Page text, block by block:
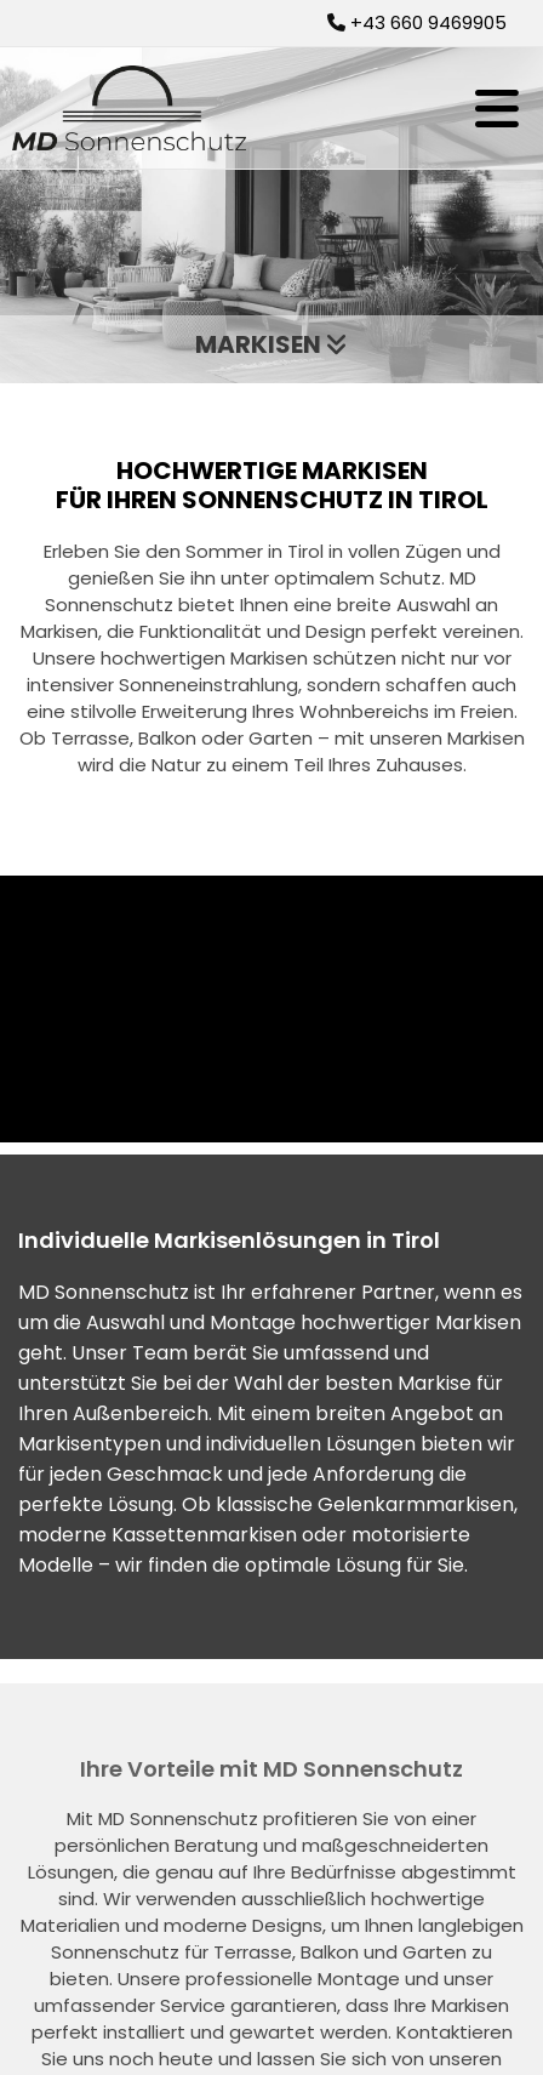
 +43 660 9469905
MARKISEN
HOCHWERTIGE MARKISEN
FÜR IHREN SONNENSCHUTZ IN TIROL
Erleben Sie den Sommer in Tirol in vollen Zügen und
genießen Sie ihn unter optimalem Schutz. MD
Sonnenschutz bietet Ihnen eine breite Auswahl an
Markisen, die Funktionalität und Design perfekt vereinen.
Unsere hochwertigen Markisen schützen nicht nur vor
intensiver Sonneneinstrahlung, sondern schaffen auch
eine stilvolle Erweiterung Ihres Wohnbereichs im Freien.
Ob Terrasse, Balkon oder Garten – mit unseren Markisen
wird die Natur zu einem Teil Ihres Zuhauses.
Individuelle Markisenlösungen in Tirol
MD Sonnenschutz ist Ihr erfahrener Partner, wenn es
um die Auswahl und Montage hochwertiger Markisen
geht. Unser Team berät Sie umfassend und
unterstützt Sie bei der Wahl der besten Markise für
Ihren Außenbereich. Mit einem breiten Angebot an
Markisentypen und individuellen Lösungen bieten wir
für jeden Geschmack und jede Anforderung die
perfekte Lösung. Ob klassische Gelenkarmmarkisen,
moderne Kassettenmarkisen oder motorisierte
Modelle – wir finden die optimale Lösung für Sie.
Ihre Vorteile mit MD Sonnenschutz
Mit MD Sonnenschutz profitieren Sie von einer
persönlichen Beratung und maßgeschneiderten
Lösungen, die genau auf Ihre Bedürfnisse abgestimmt
sind. Wir verwenden ausschließlich hochwertige
Materialien und moderne Designs, um Ihnen langlebigen
Sonnenschutz für Terrasse, Balkon und Garten zu
bieten. Unsere professionelle Montage und unser
umfassender Service garantieren, dass Ihre Markisen
perfekt installiert und gewartet werden. Kontaktieren
Sie uns noch heute und lassen Sie sich von unseren